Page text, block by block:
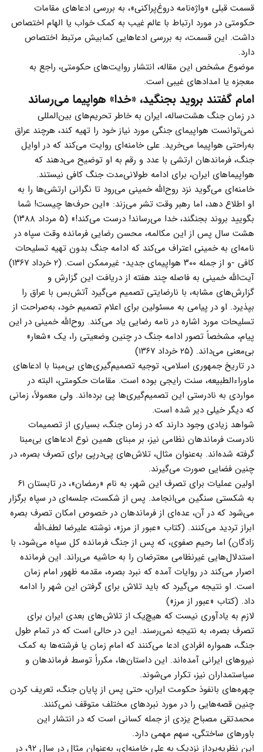
قسمت قبلی «واژه‌نامه دروغ‌پراکنی»، به بررسی ادعاهای مقامات
حکومتی در مورد ارتباط با عالم غیب به کمک خواب یا الهام اختصاص
داشت. این قسمت، به بررسی ادعاهایی کمابیش مرتبط اختصاص
دارد.
موضوع مشخص این مقاله، انتشار روایت‌های حکومتی، راجع به
معجزه یا امدادهای غیبی است.
امام گفتند بروید بجنگید، «خدا» هواپیما می‌رساند
در زمان جنگ هشت‌ساله، ایران به خاطر تحریم‌های بین‌المللی
نمی‌توانست هواپیمای جنگی مورد نیاز خود را تهیه کند، هرچند عراق
به‌راحتی هواپیما می‌خرید. علی خامنه‌ای روایت می‌کند که در اوایل
جنگ، فرماندهان ارتشی با عدد و رقم به او توضیح می‌دهند که
هواپیماهای ایران، برای ادامه طولانی‌مدت جنگ کافی نیستند.
خامنه‌ای می‌گوید نزد روح‌الله خمینی می‌رود تا نگرانی ارتشی‌ها را به
او اطلاع دهد، اما رهبر وقت تشر می‌زند: «این حرف‌ها چیست! شما
بگویید بروند بجنگند، خدا می‌رساند! درست می‌کند!» (۵ مرداد ۱۳۸۸)
هشت سال پس از این مکالمه، محسن رضایی فرمانده وقت سپاه در
نامه‌ای به خمینی اعتراف می‌کند که ادامه جنگ بدون تهیه تسلیحات
کافی -و از جمله ۳۰۰ هواپیمای جدید- غیرممکن است. (۲ خرداد ۱۳۶۷)
آیت‌الله خمینی به فاصله چند هفته از دریافت این گزارش و
گزارش‌های مشابه، با نارضایتی تصمیم می‌گیرد آتش‌بس با عراق را
بپذیرد. او در پیامی به مسئولین برای اعلام تصمیم خود، به‌صراحت از
تسلیحات مورد اشاره در نامه رضایی یاد می‌کند. روح‌الله خمینی در این
پیام، مشخصاً تصور ادامه جنگ در چنین وضعیتی را، یک «شعار»
بی‌معنی می‌داند. (۲۵ خرداد ۱۳۶۷)
در تاریخ جمهوری اسلامی، توجیه تصمیم‌گیری‌های بی‌مبنا با ادعاهای
ماوراءالطبیعه، سنت رایجی بوده است. مقامات حکومتی، البته در
مواردی به نادرستی این تصمیم‌گیری‌ها پی برده‌اند. ولی معمولاً، زمانی
که دیگر خیلی دیر شده است.
شواهد زیادی وجود دارند که در زمان جنگ، بسیاری از تصمیمات
نادرست فرماندهان نظامی نیز، بر مبنای همین نوع ادعاهای بی‌مبنا
گرفته شده‌اند. به‌عنوان مثال، تلاش‌های پی‌درپی برای تصرف بصره، در
چنین فضایی صورت می‌گیرند.
اولین عملیات برای تصرف این شهر، به نام «رمضان»، در تابستان ۶۱
به شکستی سنگین می‌انجامد. پس از شکست، جلسه‌ای در سپاه برگزار
می‌شود که در آن، عده‌ای از فرماندهان در خصوص امکان تصرف بصره
ابراز تردید می‌کنند. (کتاب «عبور از مرز»، نوشته علیرضا لطف‌الله
زادگان) اما رحیم صفوی، که پس از جنگ فرمانده کل سپاه می‌شود، با
استدلال‌هایی غیرنظامی معترضان را به حاشیه می‌راند. این فرمانده
اصرار می‌کند در روایات آمده که نبرد بصره، مقدمه ظهور امام زمان
است. او نتیجه می‌گیرد که باید تلاش برای گرفتن این شهر را ادامه
داد. (کتاب «عبور از مرز»)
لازم به یادآوری نیست که هیچ‌یک از تلاش‌های بعدی ایران برای
تصرف بصره، به نتیجه نمی‌رسند. این در حالی است که در تمام طول
جنگ، همواره افرادی ادعا می‌کنند که امام زمان یا فرشته‌ها به کمک
نیروهای ایرانی آمده‌اند. این داستان‌ها، مکرراً توسط فرماندهان و
سیاستمداران نیز، تکرار می‌شوند.
چهره‌های بانفوذ حکومت ایران، حتی پس از پایان جنگ، تعریف کردن
چنین قصه‌هایی را در مورد نبردهای مختلف متوقف نمی‌کنند.
محمدتقی مصباح یزدی از جمله کسانی است که در انتشار این
باورهای ساختگی، سهم مهمی دارد.
این نظریه‌پرداز نزدیک به علی خامنه‌ای، به‌عنوان مثال در سال ۹۲، در